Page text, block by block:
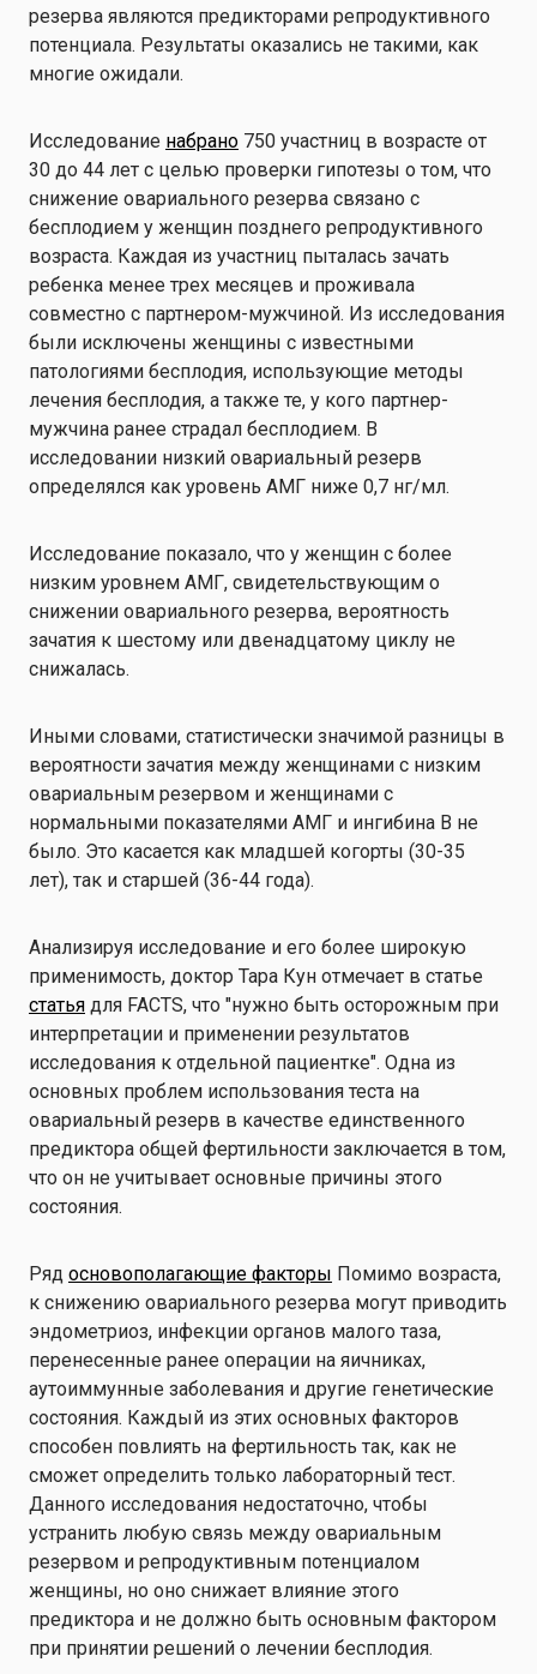
резерва являются предикторами репродуктивного
потенциала. Результаты оказались не такими, как
многие ожидали.
Исследование набрано 750 участниц в возрасте от
30 до 44 лет с целью проверки гипотезы о том, что
снижение овариального резерва связано с
бесплодием у женщин позднего репродуктивного
возраста. Каждая из участниц пыталась зачать
ребенка менее трех месяцев и проживала
совместно с партнером-мужчиной. Из исследования
были исключены женщины с известными
патологиями бесплодия, использующие методы
лечения бесплодия, а также те, у кого партнер-
мужчина ранее страдал бесплодием. В
исследовании низкий овариальный резерв
определялся как уровень АМГ ниже 0,7 нг/мл.
Исследование показало, что у женщин с более
низким уровнем АМГ, свидетельствующим о
снижении овариального резерва, вероятность
зачатия к шестому или двенадцатому циклу не
снижалась.
Иными словами, статистически значимой разницы в
вероятности зачатия между женщинами с низким
овариальным резервом и женщинами с
нормальными показателями АМГ и ингибина В не
было. Это касается как младшей когорты (30-35
лет), так и старшей (36-44 года).
Анализируя исследование и его более широкую
применимость, доктор Тара Кун отмечает в статье
статья для FACTS, что "нужно быть осторожным при
интерпретации и применении результатов
исследования к отдельной пациентке". Одна из
основных проблем использования теста на
овариальный резерв в качестве единственного
предиктора общей фертильности заключается в том,
что он не учитывает основные причины этого
состояния.
Ряд основополагающие факторы Помимо возраста,
к снижению овариального резерва могут приводить
эндометриоз, инфекции органов малого таза,
перенесенные ранее операции на яичниках,
аутоиммунные заболевания и другие генетические
состояния. Каждый из этих основных факторов
способен повлиять на фертильность так, как не
сможет определить только лабораторный тест.
Данного исследования недостаточно, чтобы
устранить любую связь между овариальным
резервом и репродуктивным потенциалом
женщины, но оно снижает влияние этого
предиктора и не должно быть основным фактором
при принятии решений о лечении бесплодия.